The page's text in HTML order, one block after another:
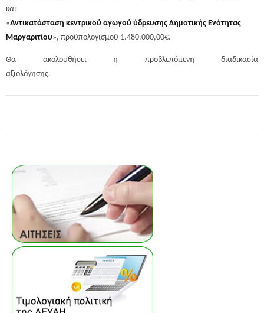
και
«Αντικατάσταση κεντρικού αγωγού ύδρευσης Δημοτικής Ενότητας
Μαργαριτίου», προϋπολογισμού 1.480.000,00€.
Θα ακολουθήσει η προβλεπόμενη διαδικασία
αξιολόγησης.